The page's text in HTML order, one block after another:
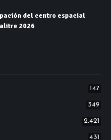
del centro espacial
2026
147
349
2.421
431